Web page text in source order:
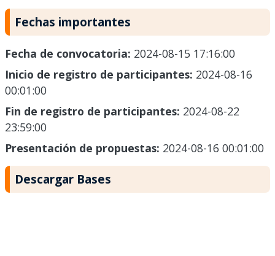
Fechas importantes
Fecha de convocatoria: 2024-08-15 17:16:00
Inicio de registro de participantes: 2024-08-16
00:01:00
Fin de registro de participantes: 2024-08-22
23:59:00
Presentación de propuestas: 2024-08-16 00:01:00
Descargar Bases